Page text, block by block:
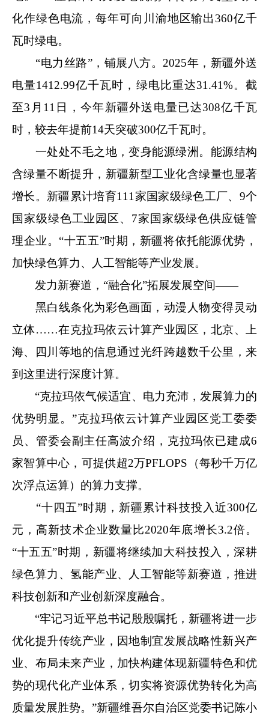
化作绿色电流，每年可向川渝地区输出360亿千
瓦时绿电。
“电力丝路”，铺展八方。2025年，新疆外送
电量1412.99亿千瓦时，绿电比重达31.41%。截
至3月11日，今年新疆外送电量已达308亿千瓦
时，较去年提前14天突破300亿千瓦时。
一处处不毛之地，变身能源绿洲。能源结构
含绿量不断提升，新疆新型工业化含绿量也显著
增长。新疆累计培育111家国家级绿色工厂、9个
国家级绿色工业园区、7家国家级绿色供应链管
理企业。“十五五”时期，新疆将依托能源优势，
加快绿色算力、人工智能等产业发展。
发力新赛道，“融合化”拓展发展空间——
黑白线条化为彩色画面，动漫人物变得灵动
立体……在克拉玛依云计算产业园区，北京、上
海、四川等地的信息通过光纤跨越数千公里，来
到这里进行深度计算。
“克拉玛依气候适宜、电力充沛，发展算力的
优势明显。”克拉玛依云计算产业园区党工委委
员、管委会副主任高波介绍，克拉玛依已建成6
家智算中心，可提供超2万PFLOPS（每秒千万亿
次浮点运算）的算力支撑。
“十四五”时期，新疆累计科技投入近300亿
元，高新技术企业数量比2020年底增长3.2倍。
“十五五”时期，新疆将继续加大科技投入，深耕
绿色算力、氢能产业、人工智能等新赛道，推进
科技创新和产业创新深度融合。
“牢记习近平总书记殷殷嘱托，新疆将进一步
优化提升传统产业，因地制宜发展战略性新兴产
业、布局未来产业，加快构建体现新疆特色和优
势的现代化产业体系，切实将资源优势转化为高
质量发展胜势。”新疆维吾尔自治区党委书记陈小